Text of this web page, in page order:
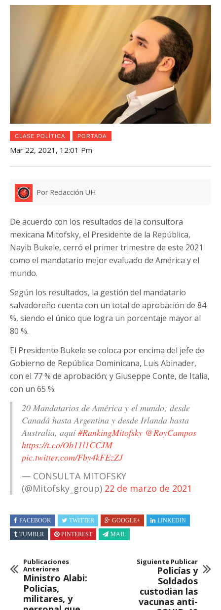
CLASE POLÍTICA PORTADA
Mar 22, 2021, 12:01 Pm
Por Redacción UH
De acuerdo con los resultados de la consultora
mexicana Mitofsky, el Presidente de la República,
Nayib Bukele, cerró el primer trimestre de este 2021
como el mandatario mejor evaluado de América y el
mundo.
Según los resultados, la gestión del mandatario
salvadoreño cuenta con un total de aprobación de 84
%, siendo el único que logra un porcentaje mayor al
80 %.
El Presidente Bukele se coloca por encima del jefe de
Gobierno de República Dominicana, Luis Abinader,
con el 77 % de aprobación; y Giuseppe Conte, de Italia,
con un 65 %.
20 Mandatarios de América y el mundo; desde
Canadá hasta Argentina y desde Irlanda hasta
Australia, aquí#RankingMitofsky @RoyCampos
https://t.co/Ob11l1CCJM
pic.twitter.com/Fby4kFEzZJ
— CONSULTA MITOFSKY
(@Mitofsky_group) 22 de marzo de 2021
FACEBOOK TWITTER GOOGLE+
LINKEDIN
TUMBLR
PINTEREST MAIL
Publicaciones
Anteriores
Ministro Alabi:
Policías,
militares, y
Siguiente Publicar
Policías y
Soldados
custodian las
vacunas anti-